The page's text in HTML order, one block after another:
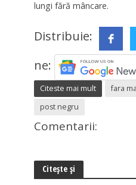
lungi fără mâncare.
Distribuie:
ne:
Citeste mai mult fara
post negru
Comentarii:
Citește și